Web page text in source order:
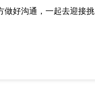
好沟通，一起去迎接挑